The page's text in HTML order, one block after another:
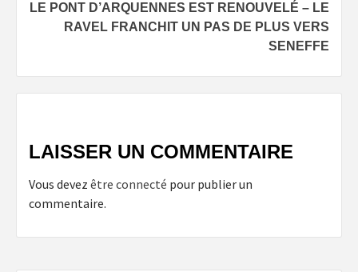
LE PONT D’ARQUENNES EST RENOUVELÉ – LE
RAVEL FRANCHIT UN PAS DE PLUS VERS
SENEFFE
LAISSER UN COMMENTAIRE
Vous devez être connecté pour publier un
commentaire.